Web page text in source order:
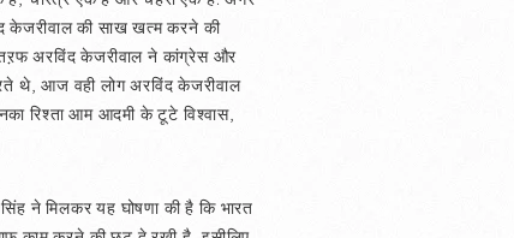
केजरीवाल की साख खत्म करने की
अरविंद केजरीवाल ने कांग्रेस और
थे, आज वही लोग अरविंद केजरीवाल
रिश्ता आम आदमी के टूटे विश्वास,
ने मिलकर यह घोषणा की है कि भारत